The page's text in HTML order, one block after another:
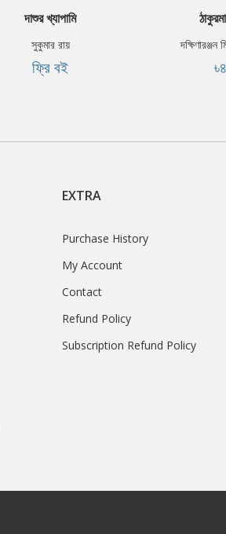
দাশুর খ্যাপামি
সুকুমার রায়
ফ্রি বই
দক্ষিণারঞ্জন
EXTRA
Purchase History
My Account
Contact
Refund Policy
Subscription Refund Policy